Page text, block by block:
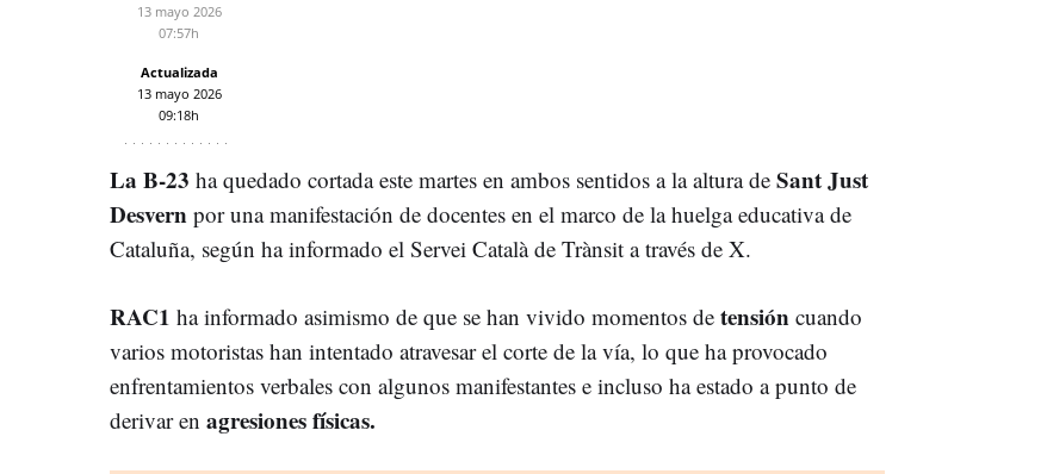
13 mayo 2026
07:57h
Actualizada
13 mayo 2026
09:18h
La B-23 ha quedado cortada este martes en ambos sentidos a la altura de Sant Just
Desvern por una manifestación de docentes en el marco de la huelga educativa de
Cataluña, según ha informado el Servei Català de Trànsit a través de X.
RAC1 ha informado asimismo de que se han vivido momentos de tensión cuando
varios motoristas han intentado atravesar el corte de la vía, lo que ha provocado
enfrentamientos verbales con algunos manifestantes e incluso ha estado a punto de
derivar en agresiones físicas.